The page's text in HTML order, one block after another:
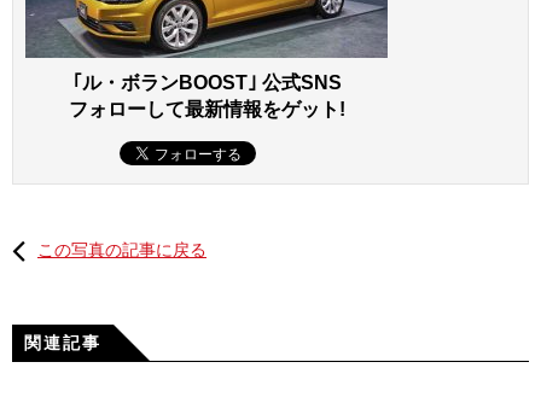
｢ル・ボランBOOST｣ 公式SNS
フォローして最新情報をゲット!
この写真の記事に戻る
関連記事